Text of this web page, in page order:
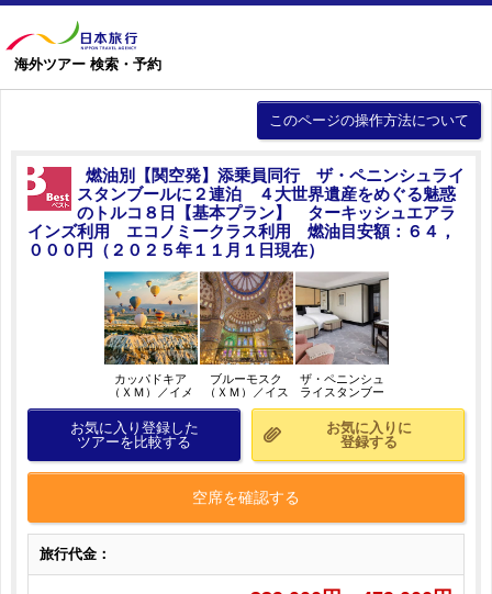
海外ツアー 検索・予約
このページの操作方法について
燃油別【関空発】添乗員同行 ザ・ペニンシュライ
スタンブールに２連泊 ４大世界遺産をめぐる魅惑
のトルコ８日【基本プラン】 ターキッシュエアラ
インズ利用 エコノミークラス利用 燃油目安額：６４，
０００円（２０２５年１１月１日現在）
カッパドキア
（ＸＭ）／イメ
ブルーモスク
（ＸＭ）／イス
ザ・ペニンシュ
ライスタンブー
ルーム）／イメ
ージ
お気に入り登録した
ツアーを比較する
お気に入りに
登録する
空席を確認する
旅行代金：